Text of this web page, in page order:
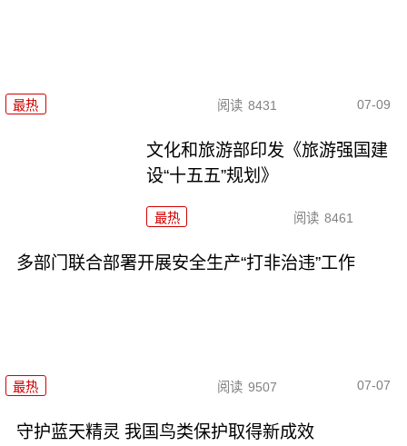
最热 阅读 8431 07-09
文化和旅游部印发《旅游强国建
设“十五五”规划》
最热 阅读 8461
多部门联合部署开展安全生产“打非治违”工作
最热 阅读 9507 07-07
守护蓝天精灵 我国鸟类保护取得新成效